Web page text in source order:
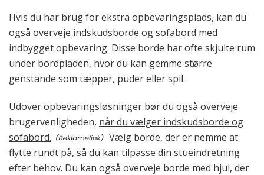
Hvis du har brug for ekstra opbevaringsplads, kan du
også overveje indskudsborde og sofabord med
indbygget opbevaring. Disse borde har ofte skjulte rum
under bordpladen, hvor du kan gemme større
genstande som tæpper, puder eller spil.
Udover opbevaringsløsninger bør du også overveje
brugervenligheden, når du vælger indskudsborde og
sofabord.
Vælg borde, der er nemme at
flytte rundt på, så du kan tilpasse din stueindretning
efter behov. Du kan også overveje borde med hjul, der